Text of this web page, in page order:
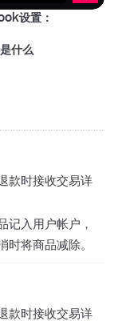
设置：
什么
款时接收交易详
记入用户帐户，
时将商品减除。
款时接收交易详